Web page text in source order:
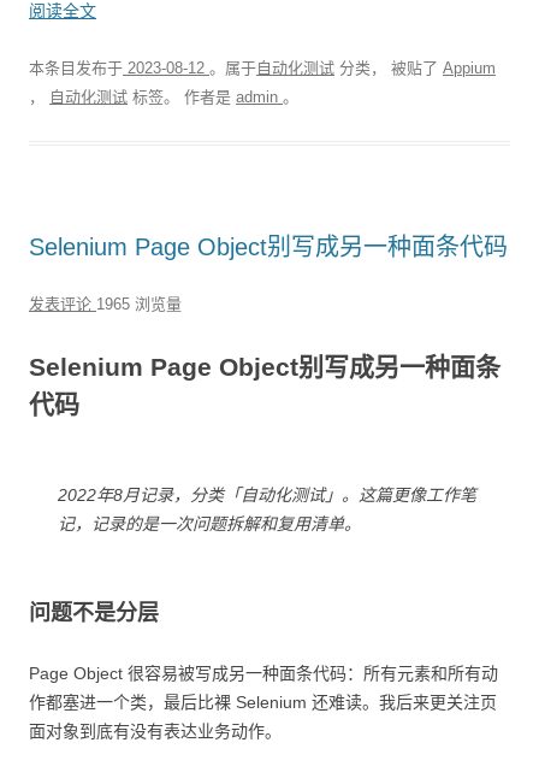
阅读全文
本条目发布于 2023-08-12 。属于自动化测试 分类， 被贴了 Appium
，
自动化测试 标签。 作者是 admin 。
Selenium Page Object别写成另一种面条代码
发表评论 1965 浏览量
Selenium Page Object别写成另一种面条
代码
2022年8月记录，分类「自动化测试」。这篇更像工作笔
记，记录的是一次问题拆解和复用清单。
问题不是分层
Page Object 很容易被写成另一种面条代码：所有元素和所有动
作都塞进一个类，最后比裸 Selenium 还难读。我后来更关注页
面对象到底有没有表达业务动作。